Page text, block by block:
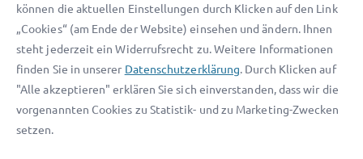
© 2026 advocado - einfach online den passenden Rechtsanwalt finden
Auszeichnungen:
können die aktuellen Einstellungen durch Klicken auf den Link
„Cookies“ (am Ende der Website) einsehen und ändern. Ihnen
steht jederzeit ein Widerrufsrecht zu. Weitere Informationen
finden Sie in unserer Datenschutzerklärung. Durch Klicken auf
"Alle akzeptieren" erklären Sie sich einverstanden, dass wir die
vorgenannten Cookies zu Statistik- und zu Marketing-Zwecken
setzen.